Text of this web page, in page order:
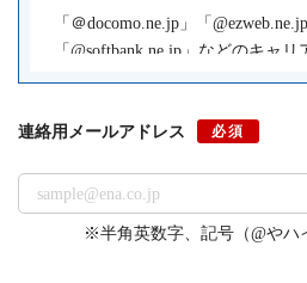
「＠docomo.ne.jp」「
「@softbank.ne.jp」などのキャ
利用になれません。AndroidOSの
やiPadをご利用の場合は「
Gmailアカウントの作成
連絡用メールアドレス 必須
※半角英数字、記号（@やハ